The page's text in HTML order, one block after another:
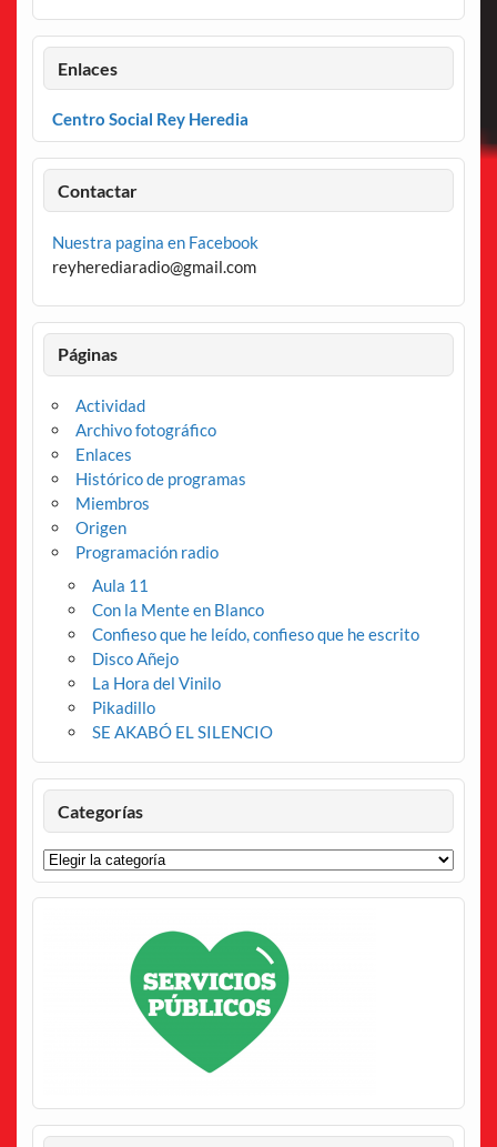
Enlaces
Centro Social Rey Heredia
Contactar
Nuestra pagina en Facebook
reyherediaradio@gmail.com
Páginas
Actividad
Archivo fotográfico
Enlaces
Histórico de programas
Miembros
Origen
Programación radio
Aula 11
Con la Mente en Blanco
Confieso que he leído, confieso que he escrito
Disco Añejo
La Hora del Vinilo
Pikadillo
SE AKABÓ EL SILENCIO
Categorías
Categorías